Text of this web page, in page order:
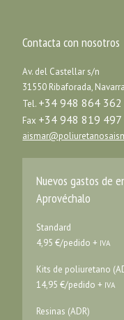
Contacta con nosotros
Av. del Castellar s/n
31550 Ribaforada,
Tel. +34 948 864 362
Fax +34 948 819 497
Nuevos gastos de
Aprovéchalo
Standard
4,95 €/pedido + IVA
Kits de poliuretano
14,95 €/pedido + IVA
Resinas (ADR)